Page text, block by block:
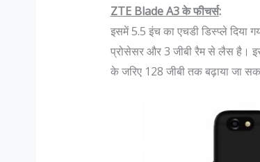
ZTE Blade A3 के फीचर्स:
इसमें 5.5 इंच का एचडी डिस्प्ले दिया
प्रोसेसर और 3 जीबी रैम से लैस है।
के जरिए 128 जीबी तक बढ़ाया जा